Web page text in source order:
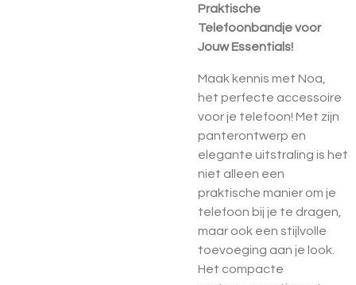
Praktische
Telefoonbandje voor
Jouw Essentials!
Maak kennis met Noa,
het perfecte accessoire
voor je telefoon! Met zijn
panterontwerp en
elegante uitstraling is het
niet alleen een
praktische manier om je
telefoon bij je te dragen,
maar ook een stijlvolle
toevoeging aan je look.
Het compacte